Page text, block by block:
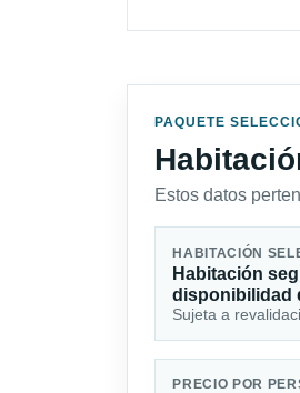
PAQUETE
Estos datos
HABITACIÓN
Habitación
disponibilidad
Sujeta a
PRECIO POR